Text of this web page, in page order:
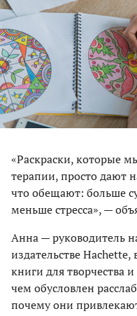
«Раскраски, которые
терапии, просто дают
что обещают: больше
меньше стресса», —
Анна — руководитель
издательстве
книги для творчества
чем обусловлен
почему они